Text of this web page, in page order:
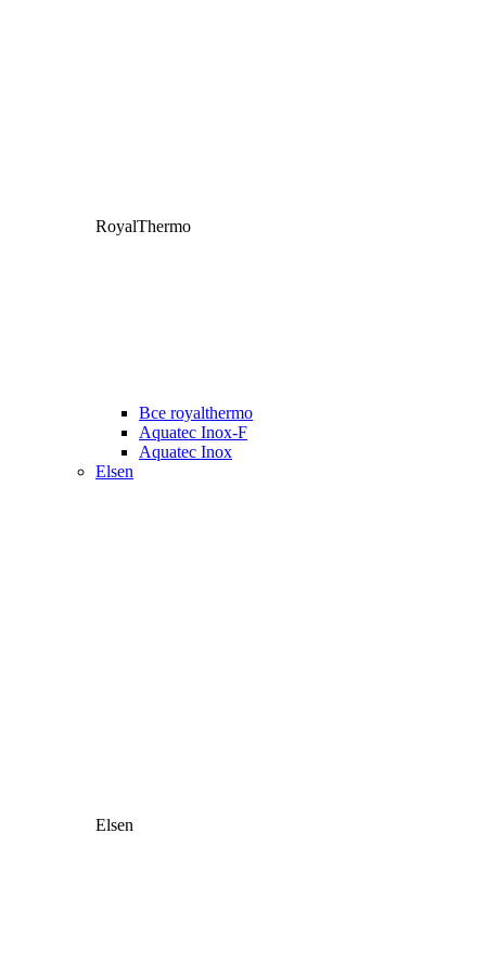
RoyalThermo
Все royalthermo
Aquatec Inox-F
Aquatec Inox
Elsen
Elsen